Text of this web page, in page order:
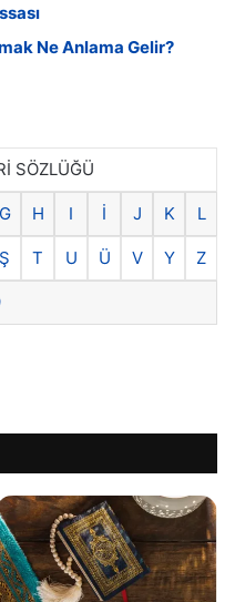
Ne Anlama Gelir?
SÖZLÜĞÜ
G H I İ J K L
Ş T U Ü V Y Z